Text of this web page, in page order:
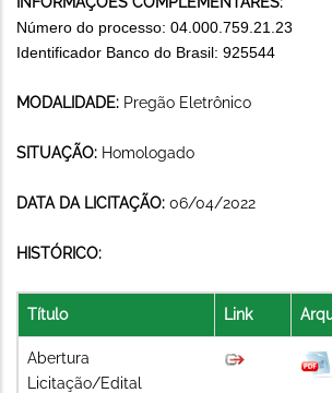
Número do processo: 04.000.759.21.23
Identificador Banco do Brasil: 925544
MODALIDADE: Pregão Eletrônico
SITUAÇÃO: Homologado
DATA DA LICITAÇÃO: 06/04/2022
HISTÓRICO:
Título Link
Abertura
Licitação/Edital